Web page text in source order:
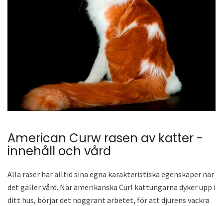
American Curw rasen av katter -
innehåll och vård
Alla raser har alltid sina egna karakteristiska egenskaper när
det gäller vård. När amerikanska Curl kattungarna dyker upp i
ditt hus, börjar det noggrant arbetet, för att djurens vackra